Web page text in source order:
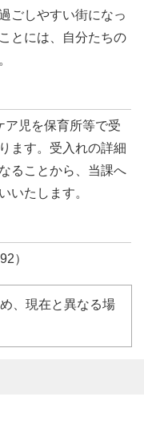
ごしやすい街になっ
とには、⾃分たちの
ア児を保育所等で受
ます。受入れの詳細
ることから、当課へ
いたします。
）
、現在と異なる場